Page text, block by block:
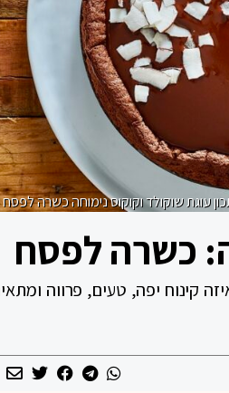
עוגת שוקולד וקוקוס נימוחה כשרה לפסח
כשרה לפסח
קינוח יפה, טעים, פרווה